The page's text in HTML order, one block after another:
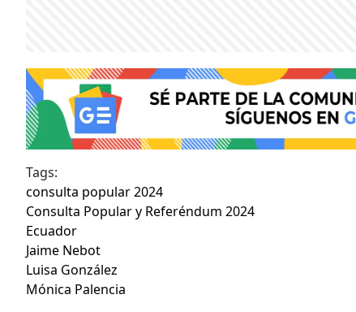
Tags:
consulta popular 2024
Consulta Popular y Referéndum 2024
Ecuador
Jaime Nebot
Luisa González
Mónica Palencia